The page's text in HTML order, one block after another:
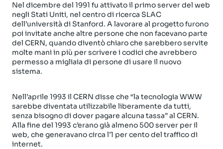
Nel dicembre del 1991 fu attivato il primo server del web
negli Stati Uniti, nel centro di ricerca SLAC
dell’università di Stanford. A lavorare al progetto furono
poi invitate anche altre persone che non facevano parte
del CERN, quando diventò chiaro che sarebbero servite
molte mani in più per scrivere i codici che avrebbero
permesso a migliaia di persone di usare il nuovo
sistema.
Nell’aprile 1993 il CERN disse che “la tecnologia WWW
sarebbe diventata utilizzabile liberamente da tutti,
senza bisogno di dover pagare alcuna tassa” al CERN.
Alla fine del 1993 c’erano già almeno 500 server per il
web, che generavano circa l’1 per cento del traffico di
internet.